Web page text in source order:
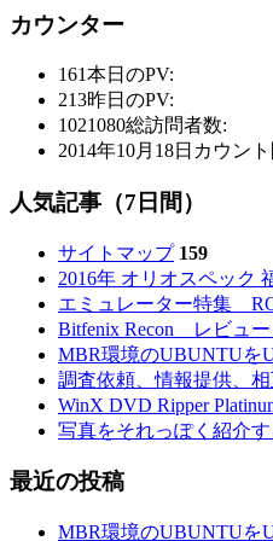
カウンター
161本日のPV:
213昨日のPV:
1021080総訪問者数:
2014年10月18日 カウン
人気記事（7日間）
サイトマップ 159
2016年 オリオスペック
エミュレーター特集
Bitfenix Recon レビュ
MBR環境のUBUNTUを
調査依頼、情報提供、
WinX DVD Ripper
写真をそれっぽく紹介
最近の投稿
MBR環境のUBUNTUを